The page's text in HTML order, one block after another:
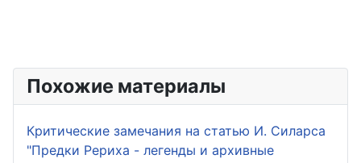
Похожие материалы
Критические замечания на статью И. Силарса
"Предки Рериха - легенды и архивные